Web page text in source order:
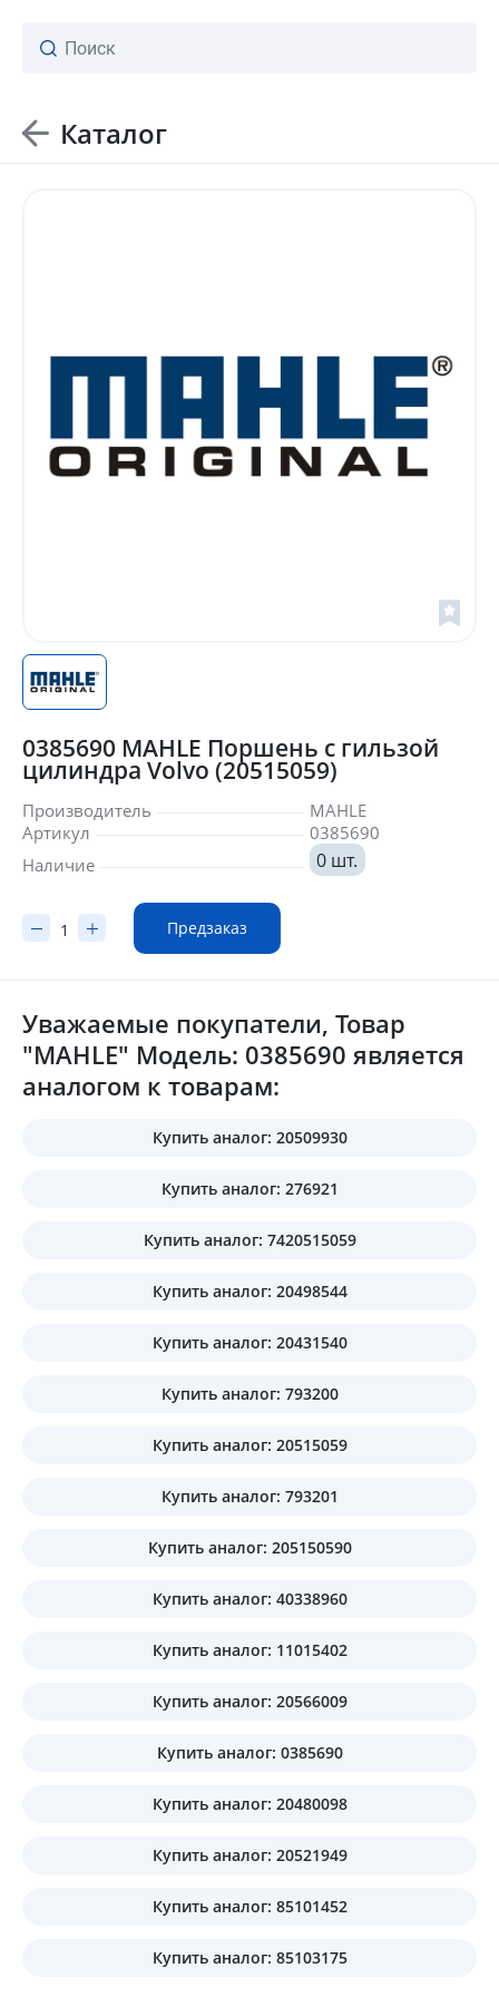
Каталог
0385690 MAHLE Поршень с гильзой
цилиндра Volvo (20515059)
Производитель
MAHLE
Артикул
0385690
Наличие
0 шт.
Предзаказ
Уважаемые покупатели, Товар
"MAHLE" Модель: 0385690 является
аналогом к товарам:
Купить аналог: 20509930
Купить аналог: 276921
Купить аналог: 7420515059
Купить аналог: 20498544
Купить аналог: 20431540
Купить аналог: 793200
Купить аналог: 20515059
Купить аналог: 793201
Купить аналог: 205150590
Купить аналог: 40338960
Купить аналог: 11015402
Купить аналог: 20566009
Купить аналог: 0385690
Купить аналог: 20480098
Купить аналог: 20521949
Купить аналог: 85101452
Купить аналог: 85103175